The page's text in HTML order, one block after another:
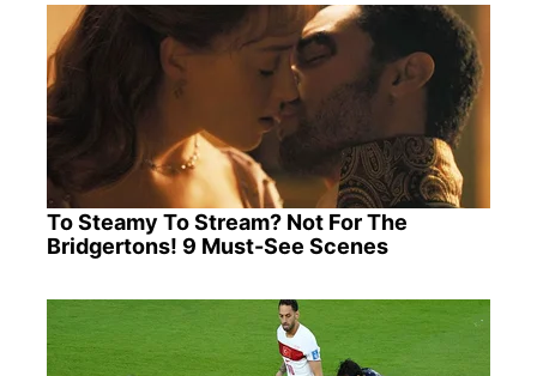
To Steamy To Stream? Not For The
Bridgertons! 9 Must-See Scenes